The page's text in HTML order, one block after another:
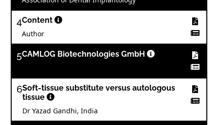
4Content
Author
5CAMLOG Biotechnologies GmbH
6Soft-tissue substitute versus autologous
tissue
Dr Yazad Gandhi, India